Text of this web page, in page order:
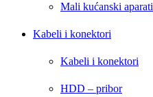
Mali kućanski aparati
Kabeli i konektori
Kabeli i konektori
HDD – pribor